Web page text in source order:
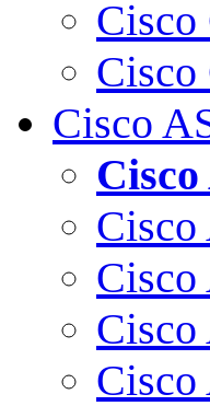
Cisco
Cisco
Cisco